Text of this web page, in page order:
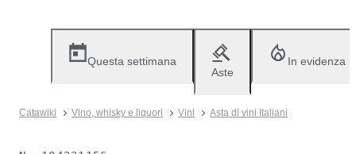
Questa settimana
Aste
In evidenza
Catawiki Vino, whisky e liquori Vini Asta di vini Italiani